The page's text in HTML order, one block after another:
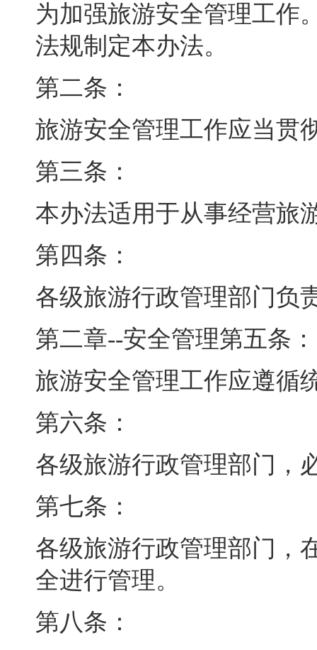
为加强旅游安全管理工作
法规制定本办法。
第二条：
旅游安全管理工作应当贯
第三条：
本办法适用于从事经营旅
第四条：
各级旅游行政管理部门负
第二章--安全管理第五条：
旅游安全管理工作应遵循
第六条：
各级旅游行政管理部门 ，
第七条：
各级旅游行政管理部门 ，
全进行管理。
第八条：